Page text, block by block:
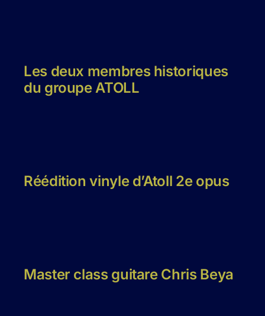
Les deux membres historiques
du groupe ATOLL
Réédition vinyle d’Atoll 2e opus
Master class guitare Chris Beya